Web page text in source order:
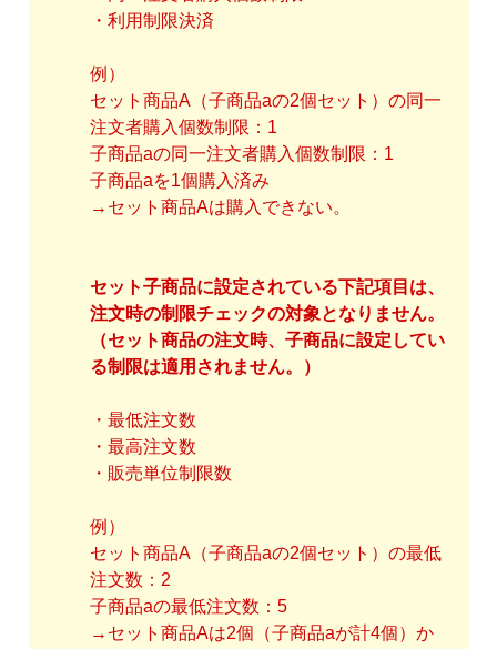
・利用制限決済
例）
セット商品A（子商品aの2個セット）の同一
注文者購入個数制限：1
子商品aの同一注文者購入個数制限：1
子商品aを1個購入済み
→セット商品Aは購入できない。
セット子商品に設定されている下記項目は、
注文時の制限チェックの対象となりません。
（セット商品の注文時、子商品に設定してい
る制限は適用されません。）
・最低注文数
・最高注文数
・販売単位制限数
例）
セット商品A（子商品aの2個セット）の最低
注文数：2
子商品aの最低注文数：5
→セット商品Aは2個（子商品aが計4個）か